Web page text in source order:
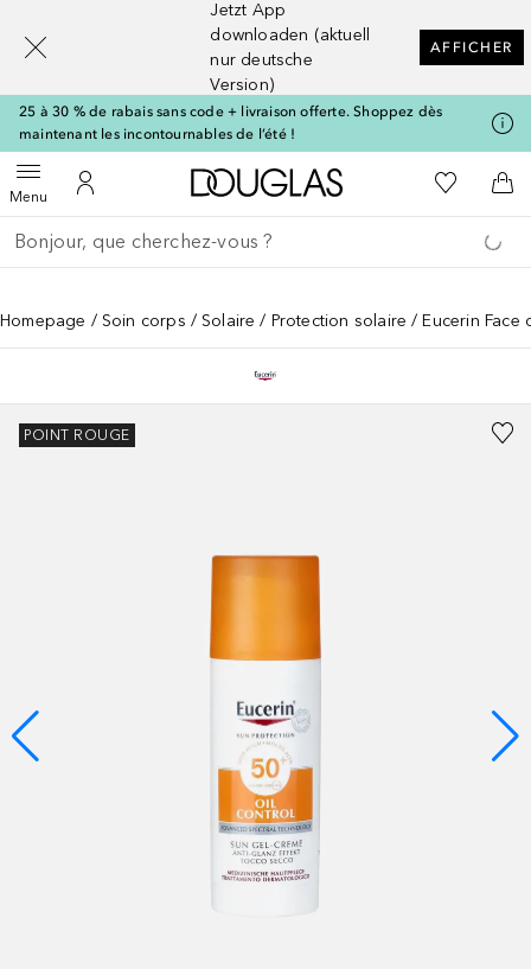
Jetzt App
downloaden (aktuell
nur deutsche
Version)
AFFICHER
25 à 30 % de rabais sans code + livraison offerte. Shoppez dès
maintenant les incontournables de l’été !
MenuOuvrir le menuVers Mon Compte
Vers l'accueil Douglas
Vers Ma
Retourner
Exécuter la recherche
Homepage Soin corps Solaire Protection solaire Eucerin Face
POINT ROUGE
[navigation.slideout.screenreader]